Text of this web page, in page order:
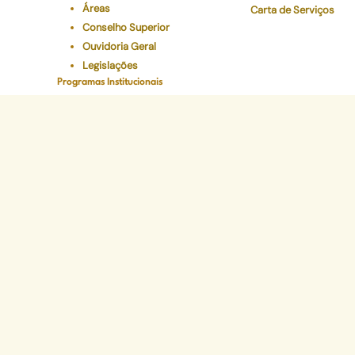
Áreas
Conselho Superior
Ouvidoria Geral
Legislações
Programas Institucionais
Carta de Serviços